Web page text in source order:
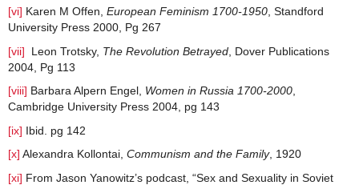
[vi] Karen M Offen, European Feminism 1700-1950, Standford
University Press 2000, Pg 267
[vii] Leon Trotsky, The Revolution Betrayed , Dover Publications
2004, Pg 113
[viii] Barbara Alpern Engel, Women in Russia 1700-2000,
Cambridge University Press 2004, pg 143
[ix] Ibid. pg 142
[x] Alexandra Kollontai, Communism and the Family, 1920
[xi] From Jason Yanowitz’s podcast, “Sex and Sexuality in Soviet